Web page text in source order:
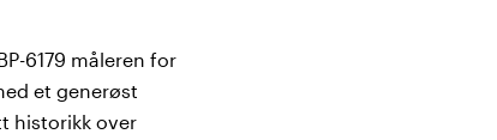
6179 måleren for
et generøst
historikk over